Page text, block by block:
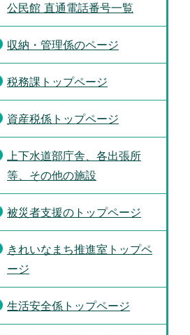
公民館 直通電話番号一覧
収納・管理係のページ
税務課トップページ
資産税係トップページ
上下水道部庁舎、各出張所
等、その他の施設
被災者支援のトップページ
きれいなまち推進室トップペ
ージ
生活安全係トップページ